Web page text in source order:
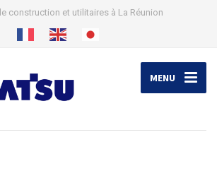
construction et utilitaires à La Réunion
MENU